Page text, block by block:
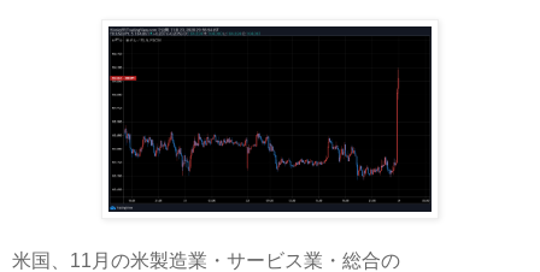
米国、11月の米製造業・サービス業・総合の